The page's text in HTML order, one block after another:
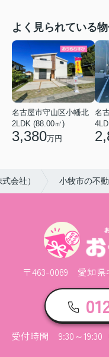
よく見られている
名古屋市守山区小幡北
2LDK (88.00㎡)
3,380万円
会社） 小牧市の不
〒463-0089 愛知県
受付時間 9:30～19:30